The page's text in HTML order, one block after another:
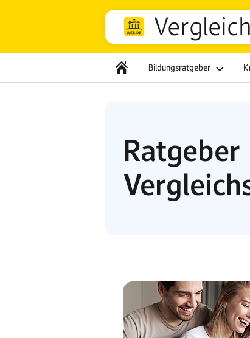
Bildungsratgeber
Ratgeber